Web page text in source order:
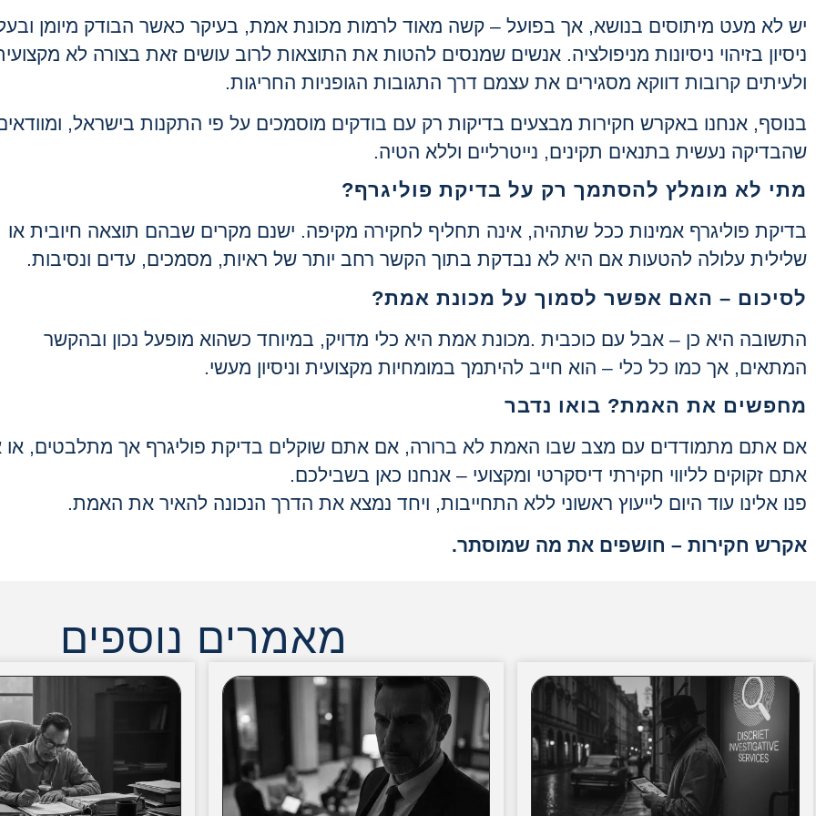
יש לא מעט מיתוסים בנושא, אך בפועל – קשה מאוד לרמות מכונת אמת, בעיקר כאשר הבודק מיומן
ניסיון בזיהוי ניסיונות מניפולציה. אנשים שמנסים להטות את התוצאות לרוב עושים זאת בצורה לא
ולעיתים קרובות דווקא מסגירים את עצמם דרך התגובות הגופניות החריגות.
בנוסף, אנחנו באקרש חקירות מבצעים בדיקות רק עם בודקים מוסמכים על פי התקנות בישראל,
שהבדיקה נעשית בתנאים תקינים, נייטרליים וללא הטיה.
מתי לא מומלץ להסתמך רק על בדיקת פוליגרף?
בדיקת פוליגרף אמינות ככל שתהיה, אינה תחליף לחקירה מקיפה. ישנם מקרים שבהם תוצאה חיובית או
שלילית עלולה להטעות אם היא לא נבדקת בתוך הקשר רחב יותר של ראיות, מסמכים, עדים ונסיבות.
לסיכום – האם אפשר לסמוך על מכונת אמת?
התשובה היא כן – אבל עם כוכבית .מכונת אמת היא כלי מדויק, במיוחד כשהוא מופעל נכון ובהקשר
המתאים, אך כמו כל כלי – הוא חייב להיתמך במומחיות מקצועית וניסיון מעשי.
מחפשים את האמת? בואו נדבר
אם אתם מתמודדים עם מצב שבו האמת לא ברורה, אם אתם שוקלים בדיקת פוליגרף אך מתלבטים, או
אתם זקוקים לליווי חקירתי דיסקרטי ומקצועי – אנחנו כאן בשבילכם.
פנו אלינו עוד היום לייעוץ ראשוני ללא התחייבות, ויחד נמצא את הדרך הנכונה להאיר את האמת.
אקרש חקירות – חושפים את מה שמוסתר.
מאמרים נוספים